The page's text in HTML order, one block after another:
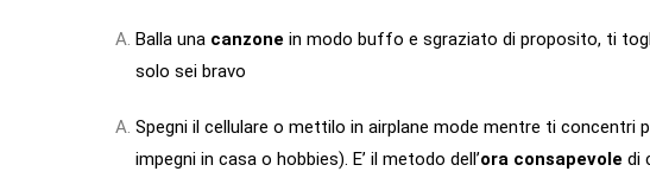
Balla una canzone in modo buffo e sgraziato di proposito, ti
solo sei bravo
Spegni il cellulare o mettilo in airplane mode mentre ti concentri
impegni in casa o hobbies). E’ il metodo dell’ora consapevole di